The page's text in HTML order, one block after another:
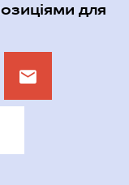
для